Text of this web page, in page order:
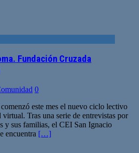
Fundación Cruzada
0
este mes el nuevo ciclo lectivo
Tras una serie de entrevistas por
y sus familias, el CEI San Ignacio
encuentra […]